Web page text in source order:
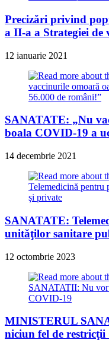
Precizări privind
a II-a a Strategiei
12 ianuarie 2021
SANATATE: „Nu
boala COVID-19 a
14 decembrie 2021
SANATATE:
unităţilor sanitare
12 octombrie 2023
MINISTERUL
niciun fel de